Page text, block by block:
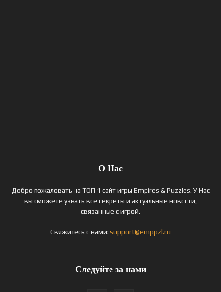
О Нас
Добро пожаловать на ТОП 1 сайт игры Empires & Puzzles. У Нас
вы сможете узнать все секреты и актуальные новости,
связанные с игрой.
Свяжитесь с нами: support@emppzl.ru
Следуйте за нами